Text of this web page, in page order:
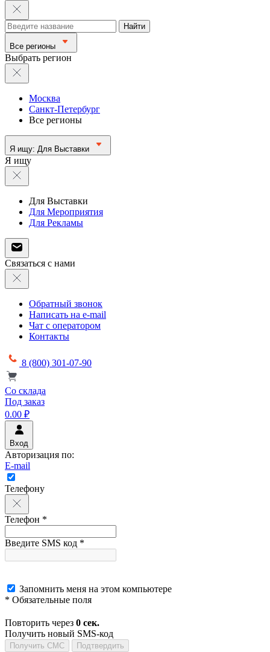
Найти
Все регионы
Выбрать регион
Москва
Санкт-Петербург
Все регионы
Я ищу: Для Выставки
Я ищу
Для Выставки
Для Мероприятия
Для Рекламы
Связаться с нами
Обратный звонок
Написать на e-mail
Чат с оператором
Контакты
8 (800) 301-07-90
Со склада
Под заказ
0.00 ₽
Вход
Авторизация по:
E-mail
Телефону
Телефон *
Введите SMS код *
Запомнить меня на этом компьютере
* Обязательные поля
Повторить через 0 сек.
Получить новый SMS-код
Получить СМС Подтвердить